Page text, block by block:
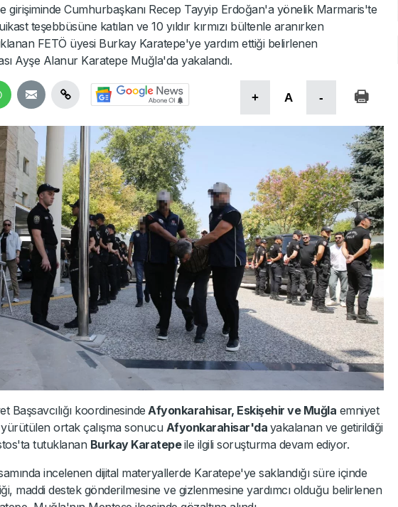
girişiminde Cumhurbaşkanı Recep Tayyip Erdoğan'a yönelik Marmaris'te
teşebbüsüne katılan ve 10 yıldır kırmızı bültenle aranırken
FETÖ üyesi Burkay Karatepe'ye yardım ettiği belirlenen
Ayşe Alanur Karatepe Muğla'da yakalandı.
+ A -
Başsavcılığı koordinesinde Afyonkarahisar, Eskişehir ve Muğla emniyet
ortak çalışma sonucu Afyonkarahisar'da yakalanan ve getirildiği
tutuklanan Burkay Karatepeile ilgili soruşturma devam ediyor.
incelenen dijital materyallerde Karatepe'ye saklandığı süre içinde
maddi destek gönderilmesine ve gizlenmesine yardımcı olduğu belirlenen